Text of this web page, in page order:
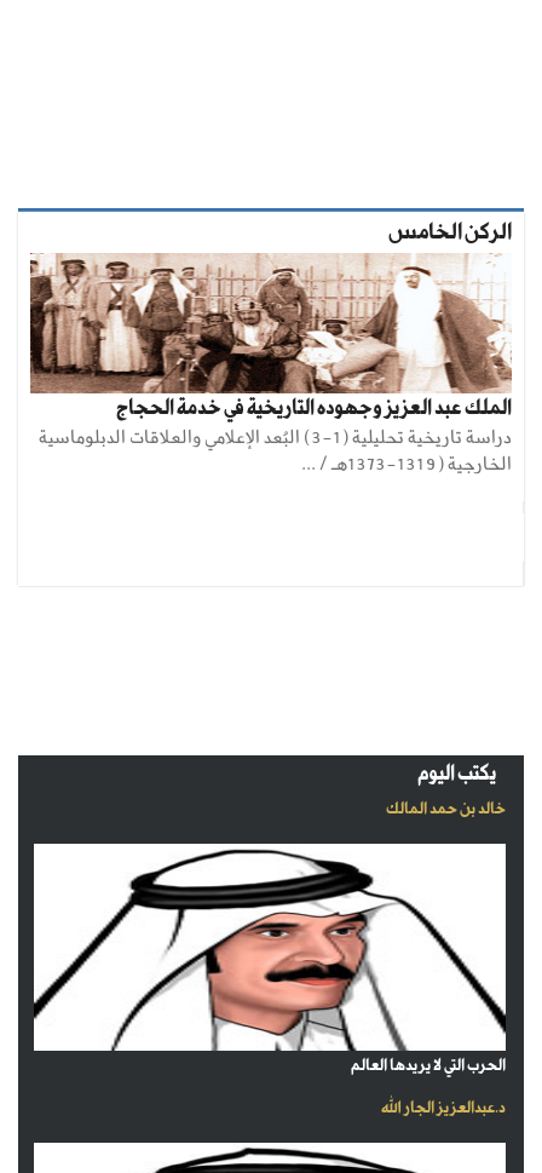
الركن الخامس
الملك عبد العزيز وجهوده التاريخية في خدمة الحجاج
دراسة تاريخية تحليلية (1-3) البُعد الإعلامي والعلاقات الدبلوماسية
الخارجية (1319-1373هـ / ...
يكتب اليوم
خالد بن حمد المالك
الحرب التي لا يريدها العالم
د.عبدالعزيز الجار الله